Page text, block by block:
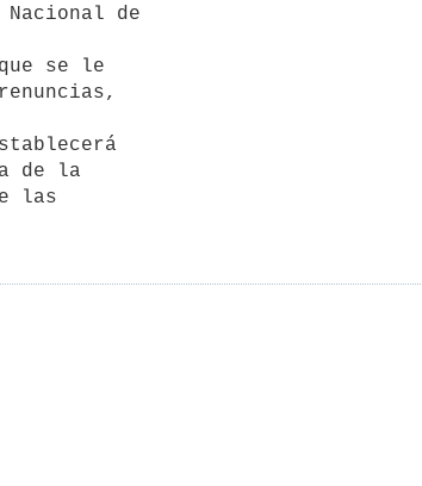
de
se le
de la
las